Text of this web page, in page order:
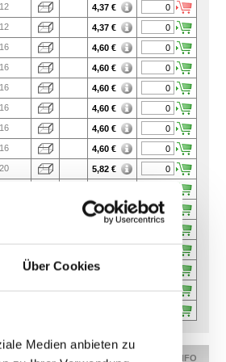
Über Cookies
Medien anbieten zu
12 4,37 €
12 4,37 €
16 4,60 €
16 4,60 €
16 4,60 €
16 4,60 €
16 4,60 €
16 4,60 €
20 5,82 €
6,37€
7,44
26 9,31€
MEHR INFO